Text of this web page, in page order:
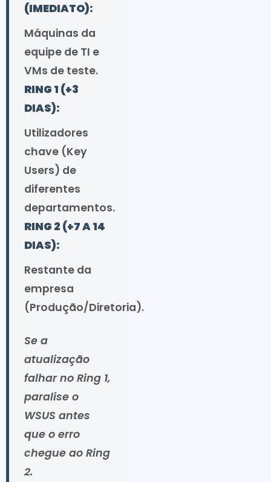
(IMEDIATO):
Máquinas da
equipe de TI e
VMs de teste.
RING 1 (+3
DIAS):
Utilizadores
chave (Key
Users) de
diferentes
departamentos.
RING 2 (+7 A 14
DIAS):
Restante da
empresa
(Produção/Diretoria).
Se a
atualização
falhar no Ring 1,
paralise o
WSUS antes
que o erro
chegue ao Ring
2.